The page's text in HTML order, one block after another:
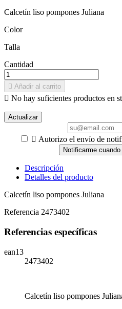
Calcetín liso pompones Juliana
Color
Talla
Cantidad
 Añadir al carrito
 No hay suficientes productos en
 Autorizo el envío de
Notificarme
Descripción
Detalles del producto
Calcetín liso pompones Juliana
Referencia 2473402
Referencias específicas
ean13
2473402
Calcetín liso pompones